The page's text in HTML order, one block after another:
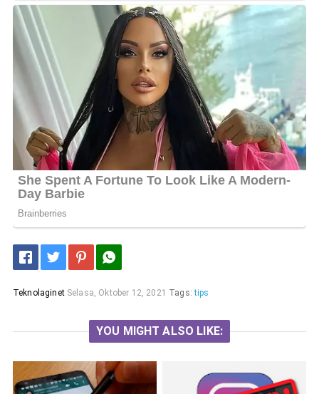
Teknolaginet Selasa, Oktober 12, 2021 Tags:tips
YOU MIGHT ALSO LIKE: